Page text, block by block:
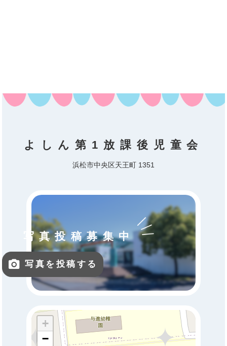
よしん第1放課後児童会
浜松市中央区天王町 1351
写真投稿募集中
写真を投稿する
+
−